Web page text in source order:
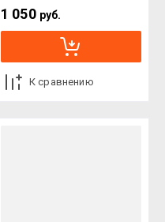
1 050 руб.
К сравнению